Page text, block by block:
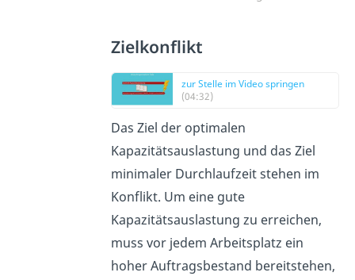
Zielkonflikt
zur Stelle im Video springen
(04:32)
Das Ziel der optimalen
Kapazitätsauslastung und das Ziel
minimaler Durchlaufzeit stehen im
Konflikt. Um eine gute
Kapazitätsauslastung zu erreichen,
muss vor jedem Arbeitsplatz ein
hoher Auftragsbestand bereitstehen,